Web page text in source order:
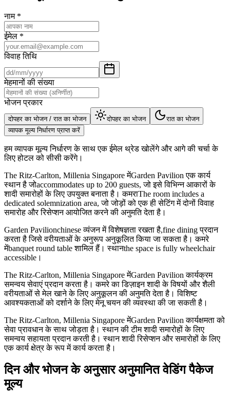
नाम *
ईमेल *
विवाह तिथि
मेहमानों की संख्या
भोजन प्रकार
दोपहर का भोजन / रात का भोजन दोपहर का भोजन
रात का भोजन
व्यापक मूल्य निर्धारण प्राप्त करें
हम व्यापक मूल्य निर्धारण के साथ एक ईमेल थ्रेड खोलेंगे और आगे की चर्चा के
लिए होटल को सीसी करेंगे।
The Ritz-Carlton, Millenia Singapore मेंGarden Pavilion एक कार्य
स्थान है जोaccommodates up to 200 guests, जो इसे विभिन्न आकारों के
शादी समारोहों के लिए उपयुक्त बनाता है। कमराThe room includes a
dedicated solemnization area, जो जोड़ों को एक ही सेटिंग में दोनों विवाह
समारोह और रिसेप्शन आयोजित करने की अनुमति देता है।
Garden Pavilionchinese व्यंजन में विशेषज्ञता रखता है,fine dining प्रदान
करता है जिसे वरीयताओं के अनुरूप अनुकूलित किया जा सकता है। कमरे
मेंbanquet round table शामिल हैं। स्थानthe space is fully wheelchair
accessible।
The Ritz-Carlton, Millenia Singapore मेंGarden Pavilion कार्यक्रम
समन्वय सेवाएं प्रदान करता है। कमरे का डिज़ाइन शादी के विषयों और शैली
वरीयताओं से मेल खाने के लिए अनुकूलन की अनुमति देता है। विशिष्ट
आवश्यकताओं को दर्शाने के लिए मेनू चयन की व्यवस्था की जा सकती है।
The Ritz-Carlton, Millenia Singapore मेंGarden Pavilion कार्यक्षमता को
सेवा प्रावधान के साथ जोड़ता है। स्थान की टीम शादी समारोहों के लिए
समन्वय सहायता प्रदान करती है। स्थान शादी रिसेप्शन और समारोहों के लिए
एक कार्य क्षेत्र के रूप में कार्य करता है।
दिन और भोजन के अनुसार अनुमानित वेडिंग पैकेज
मूल्य